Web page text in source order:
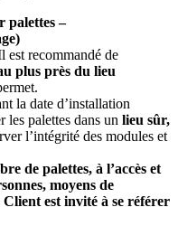
palettes –
est recommandé de
plus près du lieu
la date d’installation
les palettes dans un lieu sûr,
l’intégrité des modules et
de palettes, à l’accès et
moyens de
est invité à se référer